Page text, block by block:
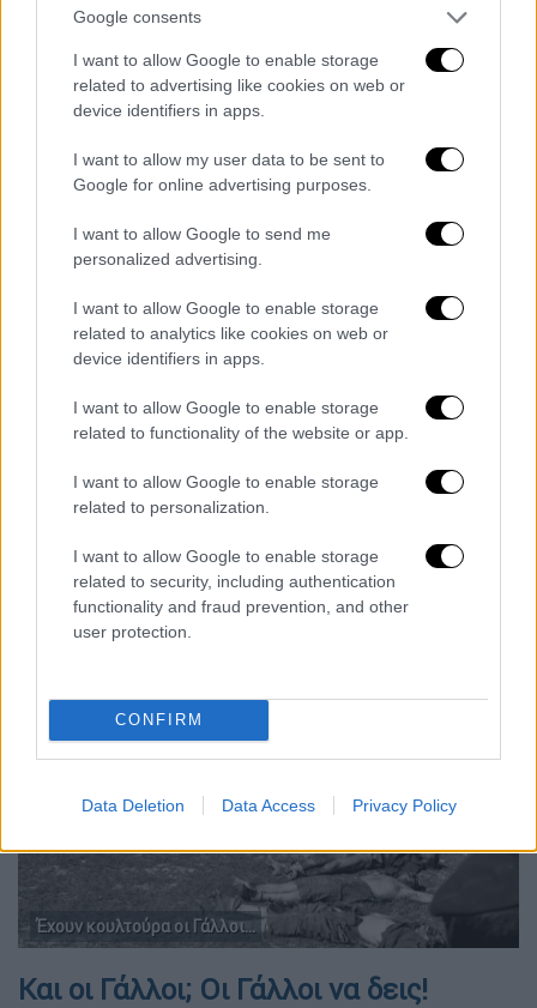
Google consents
I want to allow Google to enable storage
related to advertising like cookies on web or
device identifiers in apps.
I want to allow my user data to be sent to
Google for online advertising purposes.
I want to allow Google to send me
personalized advertising.
I want to allow Google to enable storage
related to analytics like cookies on web or
device identifiers in apps.
I want to allow Google to enable storage
related to functionality of the website or app.
I want to allow Google to enable storage
related to personalization.
I want to allow Google to enable storage
related to security, including authentication
functionality and fraud prevention, and other
user protection.
CONFIRM
Data Deletion Data Access Privacy Policy
μεταξύ των οποίων 8.000 αιχμάλωτοι
στρατιωτικοί, 6.000 αστυνομικοί, και οι
υπόλοιποι ανήκαν στην πολωνική αστική
τάξη όπως δημόσιοι αξιωματούχοι,
ιδιοκτήτες εργοστασίων, δικηγόροι, ιερείς,
ιδιοκτήτες γης και πράκτορες πληροφοριών.
Η Σοβιετική Ένωσηαρνήθηκε οποιαδήποτε
ανάμιξη μέχρι το 1990, επιρρίπτοντάς την
ευθύνη στη Ναζιστική Γερμανία. Το 2008 τα
ρωσικά δικαστήρια προχώρησαν σε
αποχαρακτηρισμό σοβιετικών αρχείων και
η σφαγή του Κατίν διαπράχθηκε με εντολή
του Ιωσήφ Στάλιν. Εδώ τα σχόλια
σωπαίνουν… Ο Άιχμαν, τουλάχιστον, αλλά και
πολλοί Ναζί αξιωματούχοι, πλήρωσαν τα
επίχειρα των ελεεινών πράξεών τους, Οι
Σοβιετικοί;
Έχουν κουλτούρα οι Γάλλοι...
Και οι Γάλλοι; Οι Γάλλοι να δεις!